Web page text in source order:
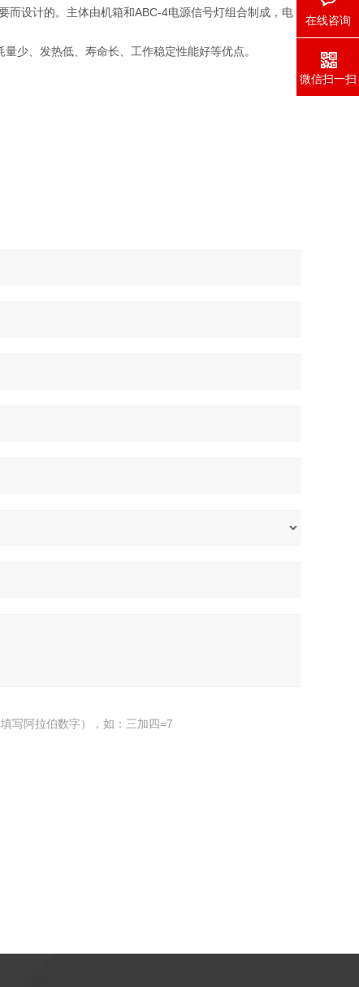
而设计的。主体由机箱和ABC-4电源信号灯组合制成，电
少、发热低、寿命长、工作稳定性能好等优点。
写阿拉伯数字），如：三加四=7
在线咨询
微信扫一扫